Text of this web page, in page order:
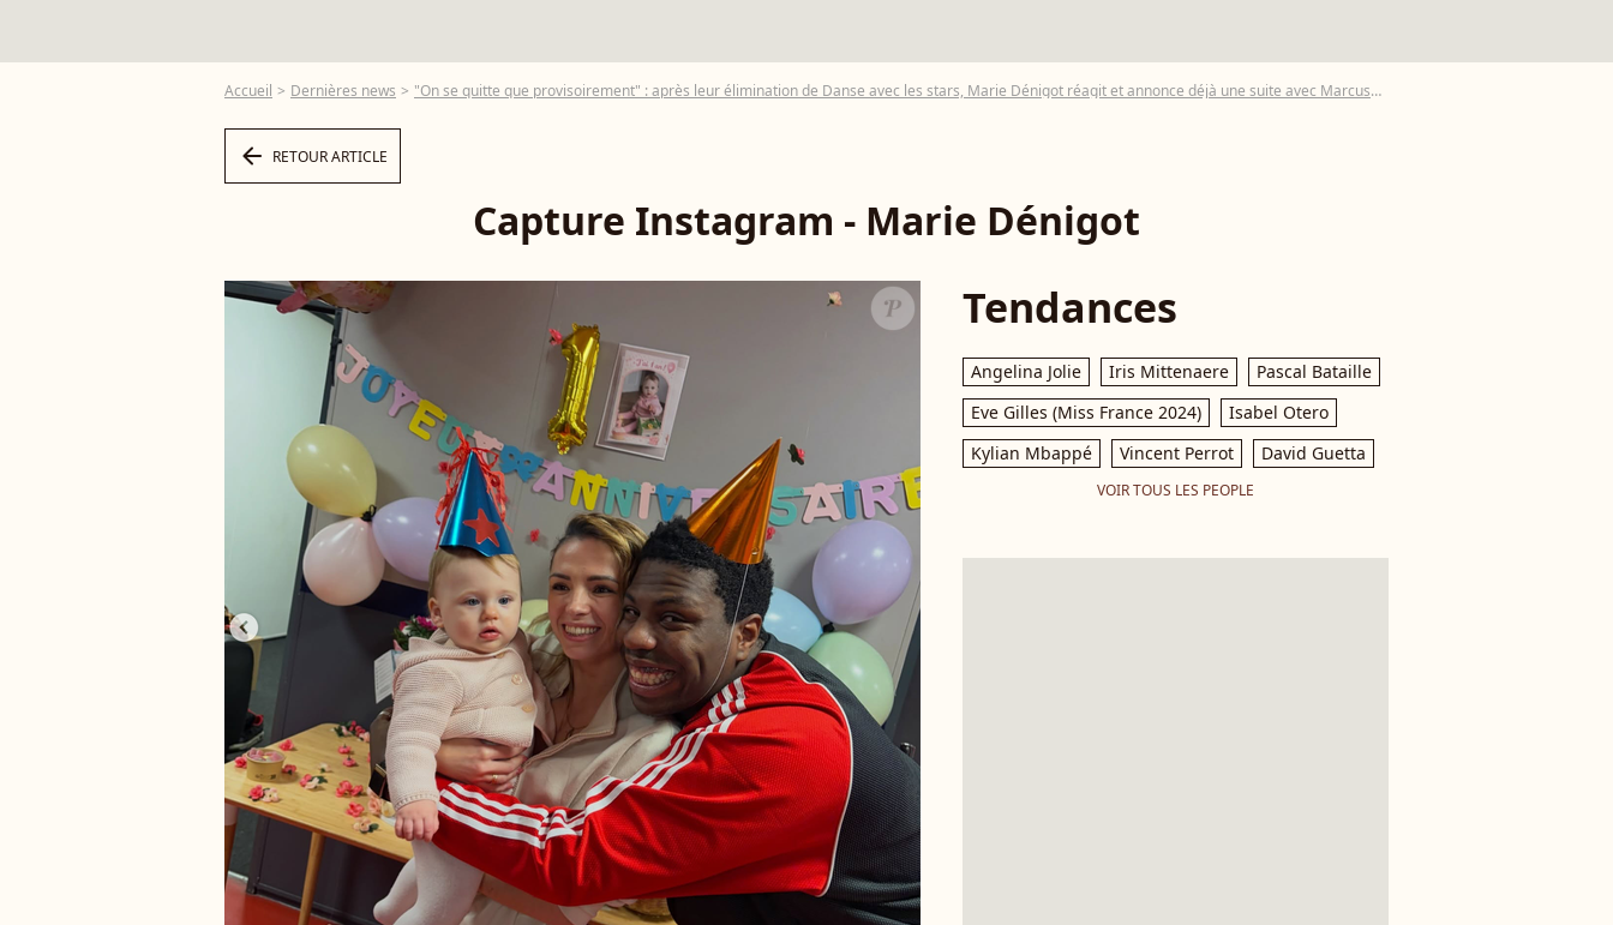
Accueil Dernières news "On se quitte que provisoirement" : après leur élimination de Danse avec les stars, Marie Dénigot réagit et annonce déjà une suite avec Marcus
arrow_left RETOUR ARTICLE
Capture Instagram - Marie Dénigot
Tendances
Angelina Jolie Iris Mittenaere
Pascal Bataille
Eve Gilles (Miss France 2024)
Isabel Otero
Kylian Mbappé
Vincent Perrot David Guetta
VOIR TOUS LES PEOPLE